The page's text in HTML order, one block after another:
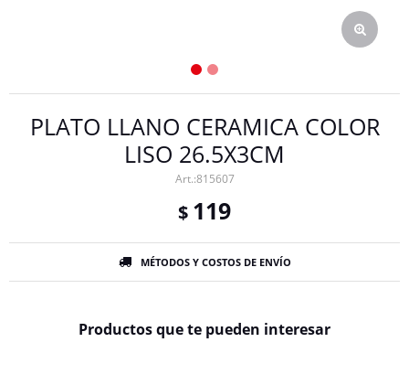
PLATO LLANO CERAMICA COLOR
LISO 26.5X3CM
815607
$ 119
MÉTODOS Y COSTOS DE ENVÍO
Productos que te pueden interesar